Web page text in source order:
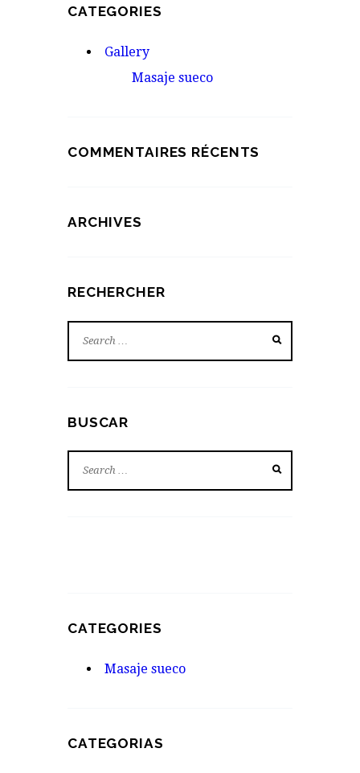
CATEGORIES
Gallery
Masaje sueco
COMMENTAIRES RÉCENTS
ARCHIVES
RECHERCHER
BUSCAR
CATEGORIES
Masaje sueco
CATEGORIAS